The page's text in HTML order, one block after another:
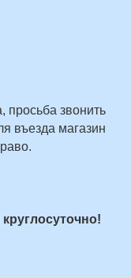
просьба звонить
въезда магазин